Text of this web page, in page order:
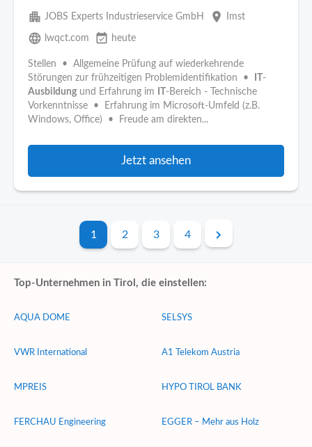
apartment JOBS Experts Industrieservice GmbH place Imst
language lwqct.com event_available heute
Stellen • Allgemeine Prüfung auf wiederkehrende
Störungen zur frühzeitigen Problemidentifikation •
-
Ausbildung und Erfahrung im
-Bereich - Technische
Vorkenntnisse • Erfahrung im Microsoft-Umfeld (z.B.
Windows, Office) • Freude am direkten...
Jetzt ansehen
1 2 3 4
Top-Unternehmen in Tirol, die einstellen:
AQUA DOME
VWR International
MPREIS
FERCHAU Engineering
SELSYS
A1 Telekom Austria
HYPO TIROL BANK
EGGER – Mehr aus Holz